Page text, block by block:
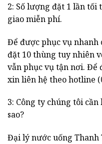
2: Số lượng đặt 1 lần
giao miễn phí.
Để được phục vụ nhanh
đặt 10 thùng tuy nhiên
vẫn phục vụ tận nơi.
xin liên hệ theo hotline
3: Công ty chúng tôi
sao?
Đại lý nước uống Thanh